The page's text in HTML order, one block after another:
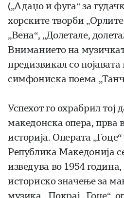
(„Адаџо и фуга“ за
хорските творби
„Вена“, „Долетале,
Вниманието на
предизвикал со појавата
симфониска поема
Успехот го охрабрил тој
македонска опера, прва
историја. Операта
Република Македонија
изведува во 1954
историско значење за